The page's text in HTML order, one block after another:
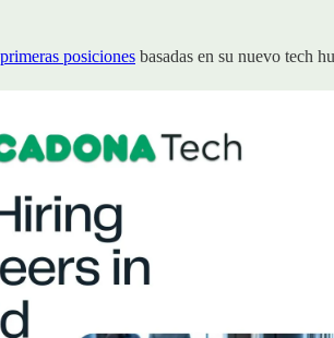
posiciones basadas en su nuevo tech